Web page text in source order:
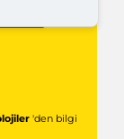
'den bilgi